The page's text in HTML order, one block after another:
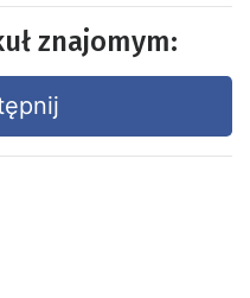
znajomym: